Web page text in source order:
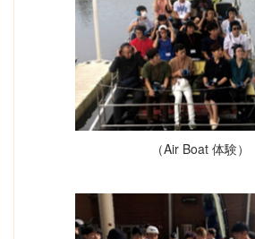
（Air Boat 体験）